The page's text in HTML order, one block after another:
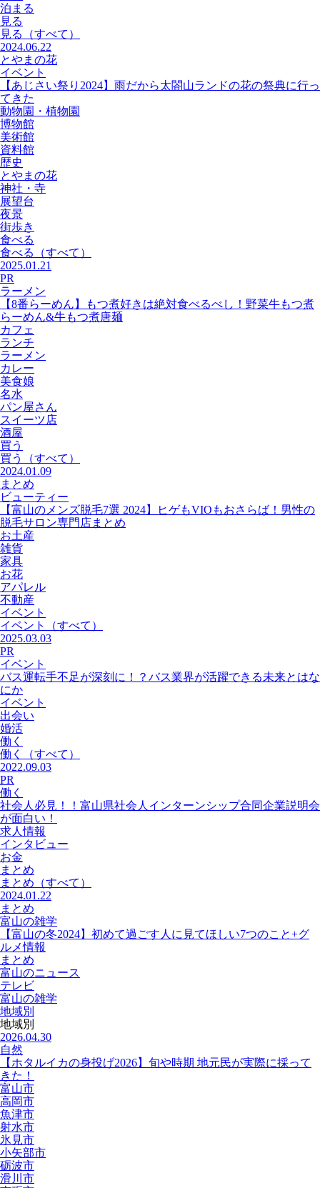
泊まる
見る
見る
（すべて）
2024.06.22
とやまの花
イベント
【あじさい祭り2024】雨だから太閤山ランドの花の祭典に行っ
てきた
動物園・植物園
博物館
美術館
資料館
歴史
とやまの花
神社・寺
展望台
夜景
街歩き
食べる
食べる
（すべて）
2025.01.21
PR
ラーメン
【8番らーめん】もつ煮好きは絶対食べるべし！野菜牛もつ煮
らーめん&牛もつ煮唐麺
カフェ
ランチ
ラーメン
カレー
美食娘
名水
パン屋さん
スイーツ店
酒屋
買う
買う
（すべて）
2024.01.09
まとめ
ビューティー
【富山のメンズ脱毛7選 2024】ヒゲもVIOもおさらば！男性の
脱毛サロン専門店まとめ
お土産
雑貨
家具
お花
アパレル
不動産
イベント
イベント
（すべて）
2025.03.03
PR
イベント
バス運転手不足が深刻に！？バス業界が活躍できる未来とはな
にか
イベント
出会い
婚活
働く
働く
（すべて）
2022.09.03
PR
働く
社会人必見！！富山県社会人インターンシップ合同企業説明会
が面白い！
求人情報
インタビュー
お金
まとめ
まとめ （すべて）
2024.01.22
まとめ
富山の雑学
【富山の冬2024】初めて過ごす人に見てほしい7つのこと+グ
ルメ情報
まとめ
富山のニュース
テレビ
富山の雑学
地域別
地域別
2026.04.30
自然
【ホタルイカの身投げ2026】旬や時期 地元民が実際に採って
きた！
富山市
高岡市
魚津市
射水市
氷見市
小矢部市
砺波市
滑川市